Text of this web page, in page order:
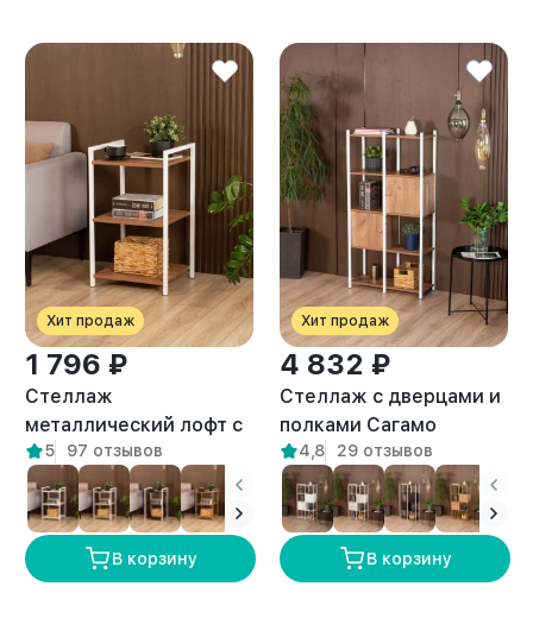
Хит продаж
1 796 ₽
Стеллаж
металлический лофт с
полками Двина белый/
амаретто
5 97 отзывов
В корзину
Хит продаж
4 832 ₽
Стеллаж с дверцами и
полками Сагамо
белый/амаретто
4,8 29 отзывов
В корзину